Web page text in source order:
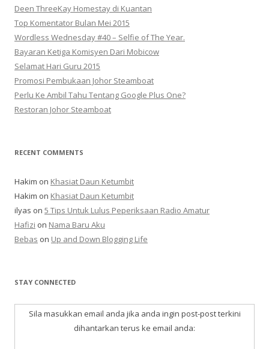
Deen ThreeKay Homestay di Kuantan
Top Komentator Bulan Mei 2015
Wordless Wednesday #40 – Selfie of The Year.
Bayaran Ketiga Komisyen Dari Mobicow
Selamat Hari Guru 2015
Promosi Pembukaan Johor ‎Steamboat
Perlu Ke Ambil Tahu Tentang Google Plus One?
Restoran Johor Steamboat
RECENT COMMENTS
Hakim on Khasiat Daun Ketumbit
Hakim on Khasiat Daun Ketumbit
ilyas on 5 Tips Untuk Lulus Peperiksaan Radio Amatur
Hafizi on Nama Baru Aku
Bebas on Up and Down Blogging Life
STAY CONNECTED
Sila masukkan email anda jika anda ingin post-post terkini
dihantarkan terus ke email anda: